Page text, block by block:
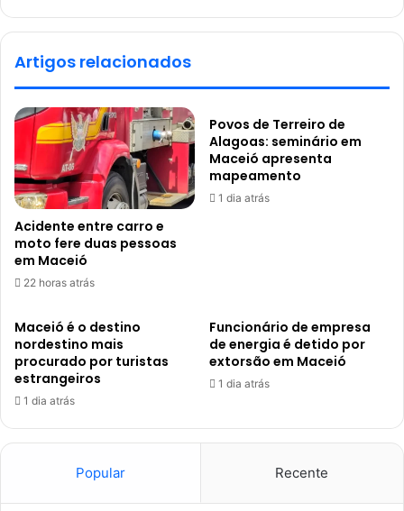
Artigos relacionados
Acidente entre carro e
moto fere duas pessoas
em Maceió
22 horas atrás
Povos de Terreiro de
Alagoas: seminário em
Maceió apresenta
mapeamento
1 dia atrás
Maceió é o destino
nordestino mais
procurado por turistas
estrangeiros
1 dia atrás
Funcionário de empresa
de energia é detido por
extorsão em Maceió
1 dia atrás
Popular Recente